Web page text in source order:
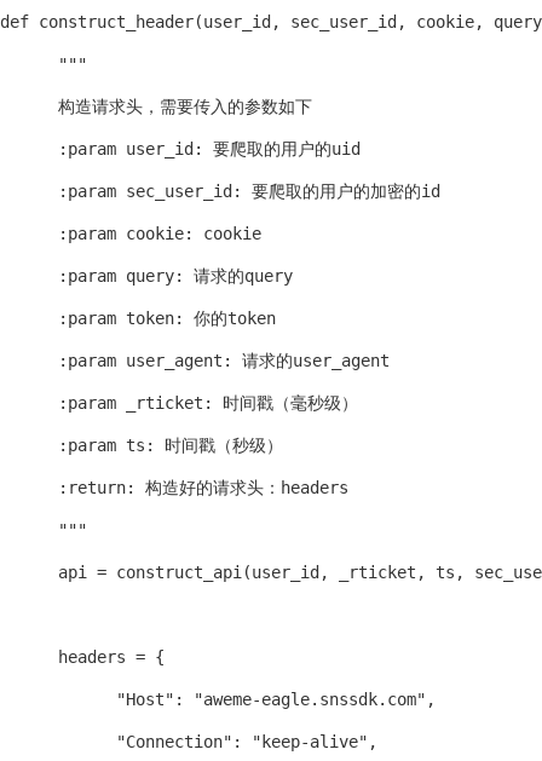
def construct_header(user_id, sec_user_id, cookie,
"""
构造请求头，需要传入的参数如下
:param user_id: 要爬取的用户的uid
:param sec_user_id: 要爬取的用户的加密的id
:param cookie: cookie
:param query: 请求的query
:param token: 你的token
:param user_agent: 请求的user_agent
:param _rticket: 时间戳（毫秒级）
:param ts: 时间戳（秒级）
:return: 构造好的请求头：headers
"""
api = construct_api(user_id, _rticket, ts,
headers = {
"Host": "aweme-eagle.snssdk.com",
"Connection": "keep-alive",